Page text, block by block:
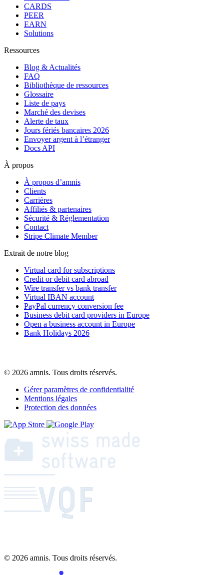
CARDS
PEER
EARN
Solutions
Ressources
Blog & Actualités
FAQ
Bibliothèque de ressources
Glossaire
Liste de pays
Marché des devises
Alerte de taux
Jours fériés bancaires 2026
Envoyer argent à l’étranger
Docs API
À propos
À propos d’amnis
Clients
Carrières
Affiliés & partenaires
Sécurité & Réglementation
Contact
Stripe Climate Member
Extrait de notre blog
Virtual card for subscriptions
Credit or debit card abroad
Wire transfer vs bank transfer
Virtual IBAN account
PayPal currency conversion fee
Business debit card providers in Europe
Open a business account in Europe
Bank Holidays 2026
© 2026 amnis. Tous droits réservés.
Gérer paramètres de confidentialité
Mentions légales
Protection des données
© 2026 amnis. Tous droits réservés.